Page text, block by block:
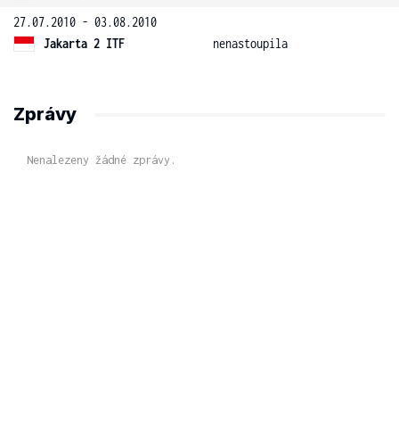
27.07.2010 - 03.08.2010
Jakarta 2 ITF
nenastoupila
Zprávy
Nenalezeny žádné zprávy.